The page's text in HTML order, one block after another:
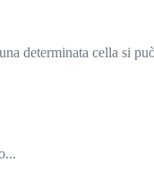
determinata cella